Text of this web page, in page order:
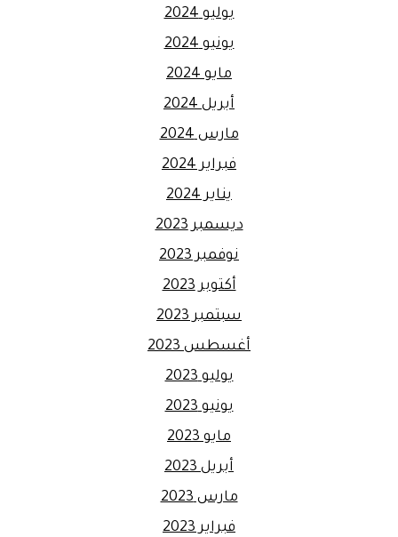
يوليو 2024
يونيو 2024
مايو 2024
أبريل 2024
مارس 2024
فبراير 2024
يناير 2024
ديسمبر 2023
نوفمبر 2023
أكتوبر 2023
سبتمبر 2023
أغسطس 2023
يوليو 2023
يونيو 2023
مايو 2023
أبريل 2023
مارس 2023
فبراير 2023